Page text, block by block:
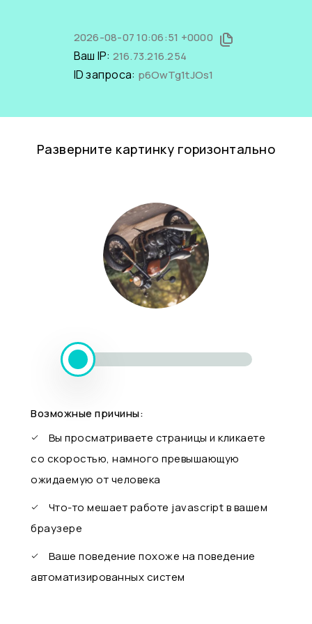
2026-08-07 10:06:51 +0000
Ваш IP: 216.73.216.254
ID запроса: p6OwTg1tJOs1
Разверните картинку горизонтально
Возможные причины:
Вы просматриваете страницы и кликаете
со скоростью, намного превышающую
ожидаемую от человека
Что-то мешает работе javascript в вашем
браузере
Ваше поведение похоже на поведение
автоматизированных систем